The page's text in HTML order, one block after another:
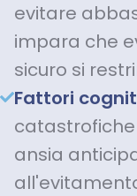
evitare
impara che
sicuro si
Fattori
catastrofiche
ansia